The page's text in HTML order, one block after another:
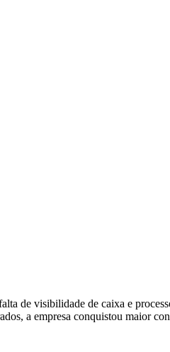
de visibilidade de caixa e
a empresa conquistou maior